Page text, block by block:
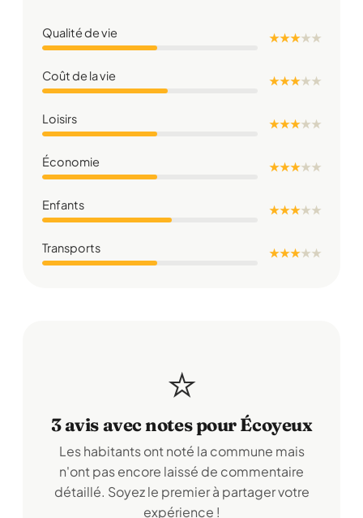
Qualité de vie ★ ★ ★★★
Coût de la vie ★ ★ ★★★
Loisirs ★ ★ ★★★
Économie ★ ★ ★★★
Enfants ★ ★ ★★★
Transports ★ ★ ★★★
⭐
3 avis avec notes pour Écoyeux
Les habitants ont noté la commune mais
n'ont pas encore laissé de commentaire
détaillé. Soyez le premier à partager votre
expérience !